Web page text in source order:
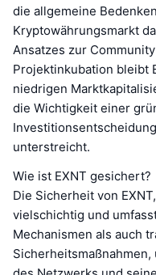
die allgemeine
Kryptowährungsmarkt
Ansatzes zur
Projektinkubation bleibt
niedrigen
die Wichtigkeit einer
unterstreicht.
Wie ist EXNT gesichert?
Die Sicherheit von
vielschichtig und
Mechanismen als auch